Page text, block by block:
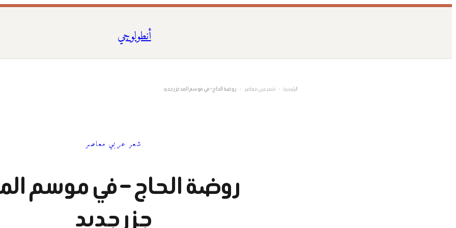
المحتوى
أنطولوجي
الرئيسية › شعر عربي معاصر › روضة الحاج – في موسم المد جزر جديد
شعر عربي معاصر
روضة الحاج – في موسم
جزر جديد